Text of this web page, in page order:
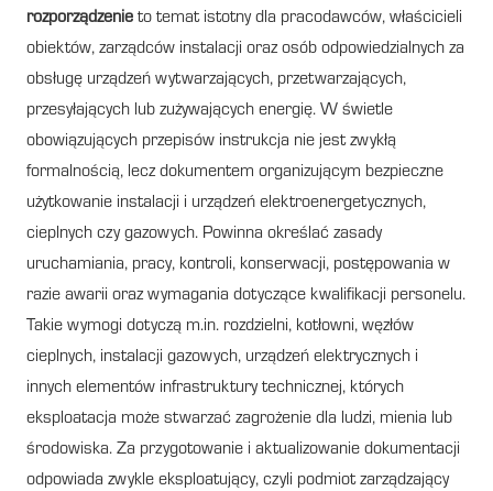
rozporządzenie to temat istotny dla pracodawców, właścicieli
obiektów, zarządców instalacji oraz osób odpowiedzialnych za
obsługę urządzeń wytwarzających, przetwarzających,
przesyłających lub zużywających energię. W świetle
obowiązujących przepisów instrukcja nie jest zwykłą
formalnością, lecz dokumentem organizującym bezpieczne
użytkowanie instalacji i urządzeń elektroenergetycznych,
cieplnych czy gazowych. Powinna określać zasady
uruchamiania, pracy, kontroli, konserwacji, postępowania w
razie awarii oraz wymagania dotyczące kwalifikacji personelu.
Takie wymogi dotyczą m.in. rozdzielni, kotłowni, węzłów
cieplnych, instalacji gazowych, urządzeń elektrycznych i
innych elementów infrastruktury technicznej, których
eksploatacja może stwarzać zagrożenie dla ludzi, mienia lub
środowiska. Za przygotowanie i aktualizowanie dokumentacji
odpowiada zwykle eksploatujący, czyli podmiot zarządzający